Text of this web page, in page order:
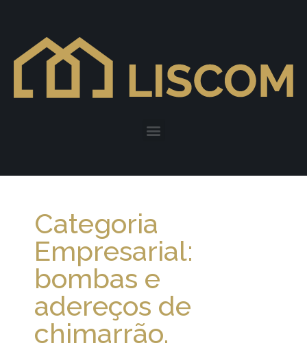
Categoria
Empresarial:
bombas e
adereços de
chimarrão.